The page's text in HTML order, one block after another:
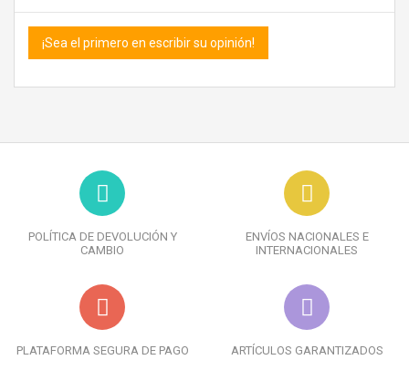
¡Sea el primero en escribir su opinión!
POLÍTICA DE DEVOLUCIÓN Y
CAMBIO
ENVÍOS NACIONALES E
INTERNACIONALES
PLATAFORMA SEGURA DE PAGO ARTÍCULOS GARANTIZADOS